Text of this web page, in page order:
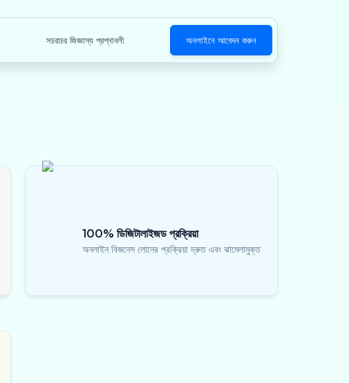
সচরাচর জিজ্ঞাস্য প্রশ্নাবলী অনলাইনে আবেদন করুন
100% ডিজিটালাইজড প্রক্রিয়া
অনলাইন বিজনেস লোনের প্রক্রিয়া দ্রুত এবং ঝামেলামুক্ত